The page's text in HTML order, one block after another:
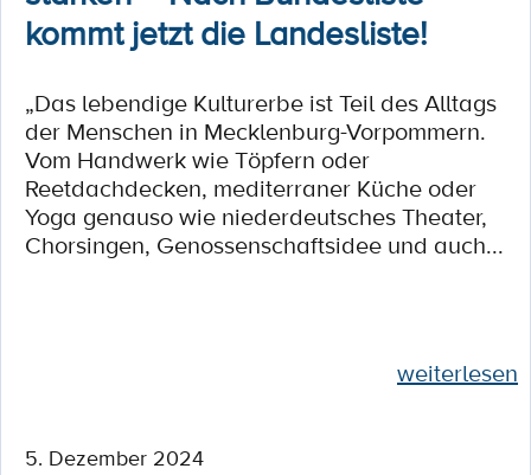
kommt jetzt die Landesliste!
„Das lebendige Kulturerbe ist Teil des Alltags
der Menschen in Mecklenburg-Vorpommern.
Vom Handwerk wie Töpfern oder
Reetdachdecken, mediterraner Küche oder
Yoga genauso wie niederdeutsches Theater,
Chorsingen, Genossenschaftsidee und auch...
weiterlesen
5. Dezember 2024